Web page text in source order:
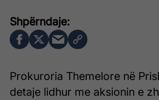
Prokuroria Themelore në
detaje lidhur me aksionin e